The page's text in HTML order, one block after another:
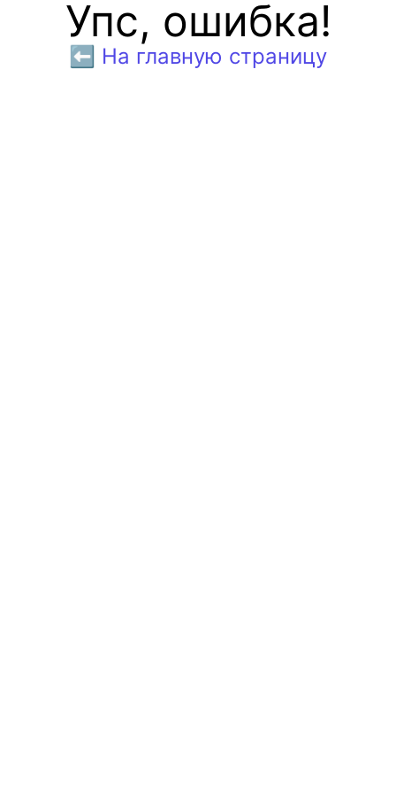
Упс, ошибка!
⬅️ На главную страницу